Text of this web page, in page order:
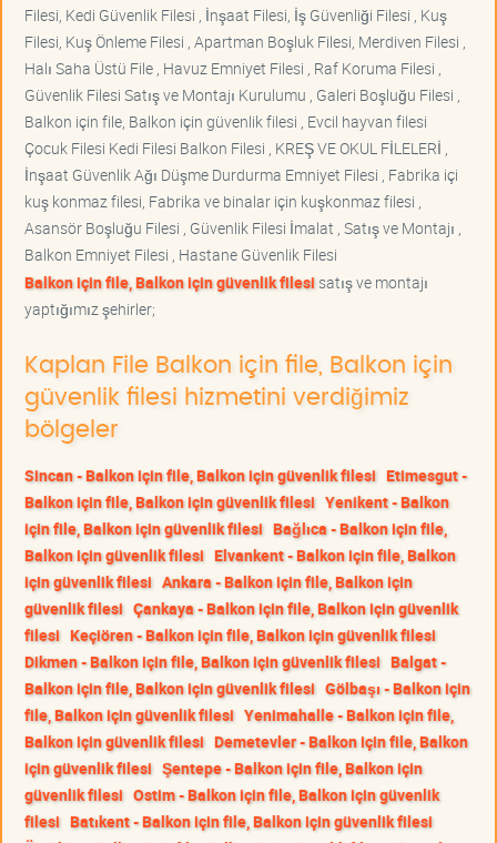
Filesi, Kedi Güvenlik Filesi , İnşaat Filesi, İş Güvenliği Filesi , Kuş
Filesi, Kuş Önleme Filesi , Apartman Boşluk Filesi, Merdiven Filesi ,
Halı Saha Üstü File , Havuz Emniyet Filesi , Raf Koruma Filesi ,
Güvenlik Filesi Satış ve Montajı Kurulumu , Galeri Boşluğu Filesi ,
Balkon için file, Balkon için güvenlik filesi , Evcil hayvan filesi
Çocuk Filesi Kedi Filesi Balkon Filesi , KREŞ VE OKUL FİLELERİ ,
İnşaat Güvenlik Ağı Düşme Durdurma Emniyet Filesi , Fabrika içi
kuş konmaz filesi, Fabrika ve binalar için kuşkonmaz filesi ,
Asansör Boşluğu Filesi , Güvenlik Filesi İmalat , Satış ve Montajı ,
Balkon Emniyet Filesi , Hastane Güvenlik Filesi
Balkon için file, Balkon için güvenlik filesisatış ve montajı
yaptığımız şehirler;
Kaplan File Balkon için file, Balkon için
güvenlik filesi hizmetini verdiğimiz
bölgeler
Sincan - Balkon için file, Balkon için güvenlik filesi Etimesgut -
Balkon için file, Balkon için güvenlik filesi Yenikent - Balkon
için file, Balkon için güvenlik filesi Bağlıca - Balkon için file,
Balkon için güvenlik filesi Elvankent - Balkon için file, Balkon
için güvenlik filesi Ankara - Balkon için file, Balkon için
güvenlik filesi Çankaya - Balkon için file, Balkon için güvenlik
filesi Keçiören - Balkon için file, Balkon için güvenlik filesi
Dikmen - Balkon için file, Balkon için güvenlik filesi Balgat -
Balkon için file, Balkon için güvenlik filesi Gölbaşı - Balkon için
file, Balkon için güvenlik filesi Yenimahalle - Balkon için file,
Balkon için güvenlik filesi Demetevler - Balkon için file, Balkon
için güvenlik filesi Şentepe - Balkon için file, Balkon için
güvenlik filesi Ostim - Balkon için file, Balkon için güvenlik
filesi Batıkent - Balkon için file, Balkon için güvenlik filesi